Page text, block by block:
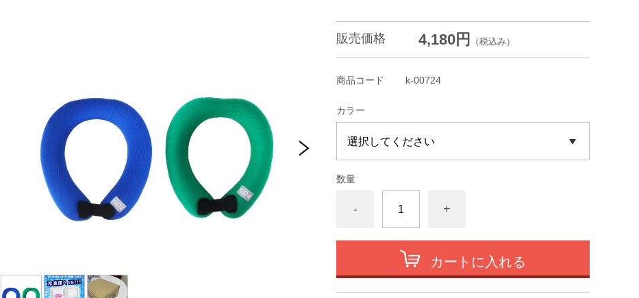
販売価格 4,180円 （税込み）
商品コード k-00724
カラー
数量
- +
カートに入れる